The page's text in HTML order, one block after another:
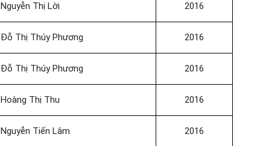
Nguyễn Thị Lời 2016
Đỗ Thị Thúy Phương 2016
Đỗ Thị Thúy Phương 2016
Hoàng Thị Thu 2016
Nguyễn Tiến Lâm 2016